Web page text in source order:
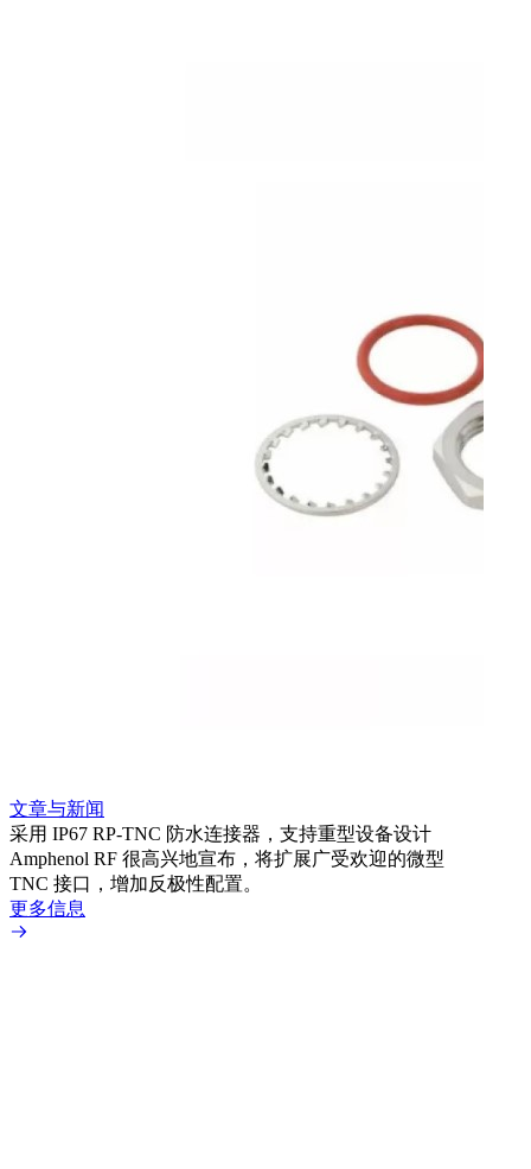
文章与新闻
采用 IP67 RP-TNC 防水连接器，支持重型设备设计
Amphenol RF 很高兴地宣布，将扩展广受欢迎的微型
TNC 接口，增加反极性配置。
更多信息